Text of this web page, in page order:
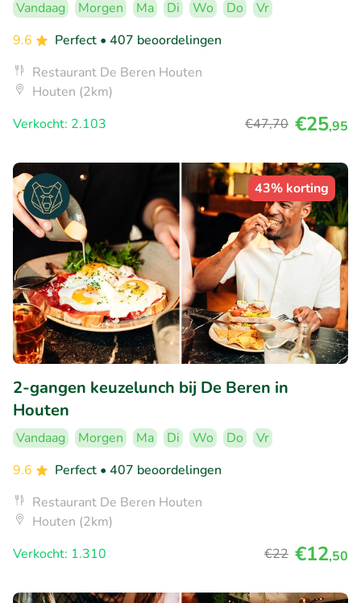
Vandaag Morgen Ma Di Wo Do
Vr
9.6
Perfect • 407 beoordelingen
Restaurant De Beren Houten
Houten (2km)
Verkocht: 2.103
€47,70 €25,95
43% korting
2-gangen keuzelunch bij De Beren in
Houten
Vandaag Morgen Ma Di Wo Do
Vr
9.6
Perfect • 407 beoordelingen
Restaurant De Beren Houten
Houten (2km)
Verkocht: 1.310
€22 €12,50